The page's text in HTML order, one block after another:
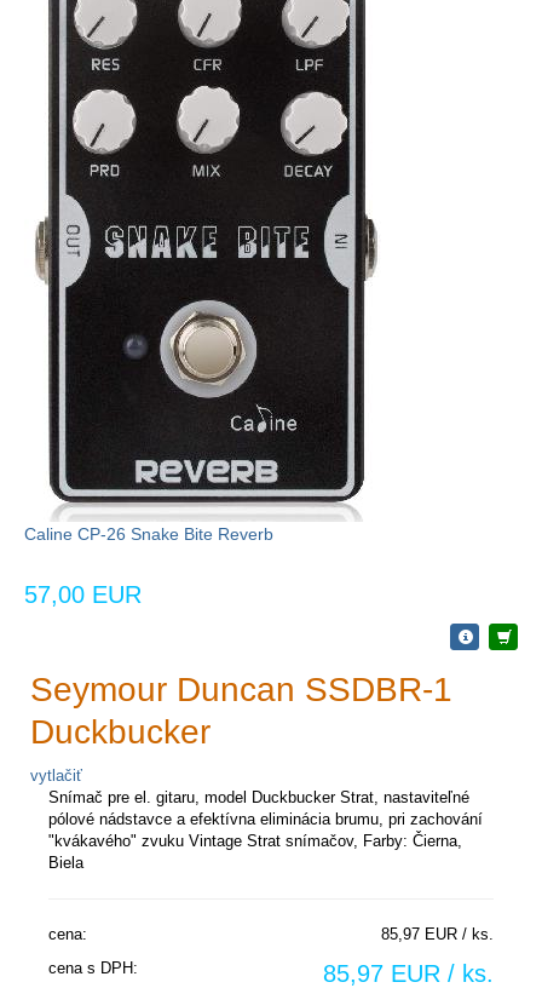
Caline CP-26 Snake Bite Reverb
57,00 EUR
Seymour Duncan SSDBR-1
Duckbucker
vytlačiť
Snímač pre el. gitaru, model Duckbucker Strat, nastaviteľné
pólové nádstavce a efektívna eliminácia brumu, pri zachování
"kvákavého" zvuku Vintage Strat snímačov, Farby: Čierna,
Biela
cena:
85,97 EUR / ks.
cena s DPH:
85,97 EUR / ks.